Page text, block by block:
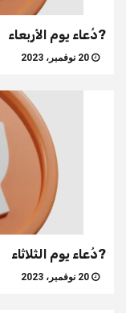
?دُعاء يوم الأربعاء
?دُعاء يوم الثلاثاء